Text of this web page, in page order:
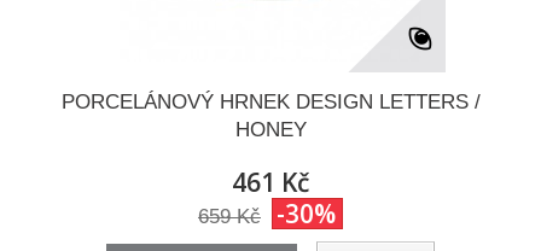
PORCELÁNOVÝ HRNEK DESIGN LETTERS /
HONEY
461 Kč
659 Kč -30%